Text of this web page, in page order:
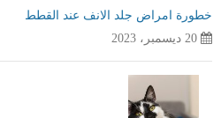
خطورة امراض جلد الانف عند القطط
20 ديسمبر، 2023